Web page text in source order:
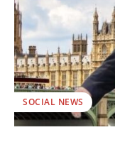
SOCIAL NEWS